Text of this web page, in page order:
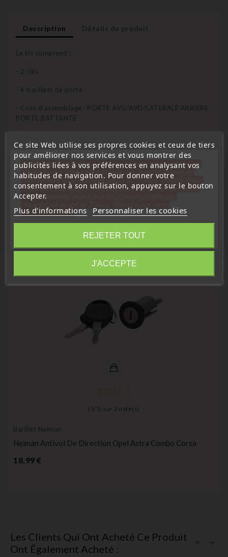
Description
Le kit comprend :
- 2 clés
- 6 barillets de porte
- Coté d'assemblage : PORTE AVG/AVD/LATERALE ARRIERE
PORTE BATTANTE
Affectation véhicule :
Iveco Daily de 1999 à 2012
16 D'autres Produits De La Même
( 5/ 5) sur 2 note(s)
Barillet Neiman
Neiman Antivol De Direction Opel Astra Combo Corsa
18,99 €
favorite_border
Les Clients Qui Ont Acheté Ce Produit
Ont Également Acheté :
Ce site Web utilise ses propres cookies et ceux de tiers
pour améliorer nos services et vous montrer des
publicités liées à vos préférences en analysant vos
habitudes de navigation. Pour donner votre
consentement à son utilisation, appuyez sur le bouton
Accepter.
Plus d'informations Personnaliser les cookies
REJETER TOUT
J'ACCEPTE
« Attention, notre société sera fermée pour congés du
10 aout au 1 septembre inclus. Pour cette raison les
commandes sont traitées jusqu'au 7 aout 14H00. Pour
le service réparation nous devons réceptionner votre
télécommande avant le 6 aout pour qu'elle soit
compréhension»
Fermer
Information